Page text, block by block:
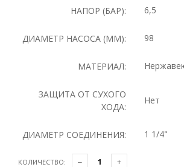
НАПОР (БАР): 6,5
ДИАМЕТР НАСОСА (ММ): 98
МАТЕРИАЛ:
ЗАЩИТА ОТ СУХОГО
ХОДА:
Нет
ДИАМЕТР СОЕДИНЕНИЯ: 1 1/4"
КОЛИЧЕСТВО: